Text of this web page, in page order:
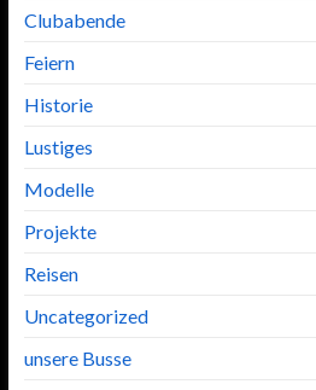
Clubabende
Feiern
Historie
Lustiges
Modelle
Projekte
Reisen
Uncategorized
unsere Busse